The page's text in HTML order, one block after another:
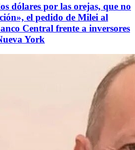
dólares por las orejas, que no
el pedido de Milei al
Central frente a inversores
York